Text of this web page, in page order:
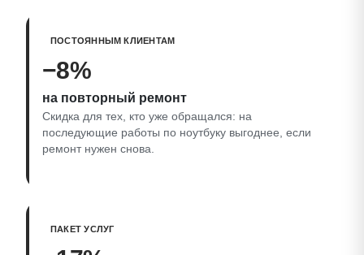
ПОСТОЯННЫМ КЛИЕНТАМ
−8%
на повторный ремонт
Скидка для тех, кто уже обращался: на
последующие работы по ноутбуку выгоднее, если
ремонт нужен снова.
ПАКЕТ УСЛУГ